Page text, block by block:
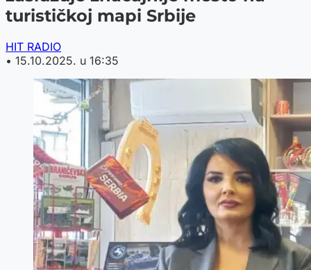
turističkoj mapi Srbije
HIT RADIO
• 15.10.2025. u 16:35